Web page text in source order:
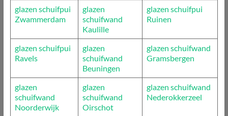
glazen schuifpui
Zwammerdam
glazen
schuifwand
Kaulille
glazen schuifpui
Ruinen
glazen schuifpui
Ravels
glazen
schuifwand
Beuningen
glazen schuifwand
Gramsbergen
glazen
schuifwand
Noorderwijk
glazen
schuifwand
Oirschot
glazen schuifwand
Nederokkerzeel